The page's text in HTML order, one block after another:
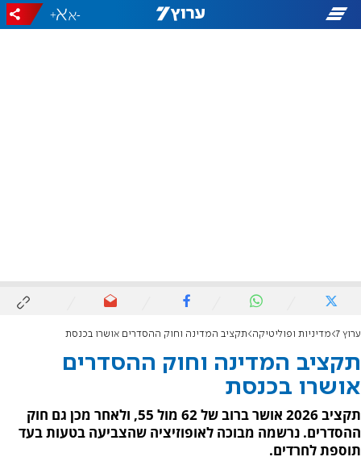
-
+
ערוץ 7 מדיניות ופוליטיקה תקציב המדינה וחוק ההסדרים אושרו בכנסת
תקציב המדינה וחוק ההסדרים
אושרו בכנסת
תקציב 2026 אושר ברוב של 62 מול 55, ולאחר מכן גם חוק
ההסדרים. נרשמה מבוכה לאופוזיציה שהצביעה בטעות בעד
תוספת לחרדים.